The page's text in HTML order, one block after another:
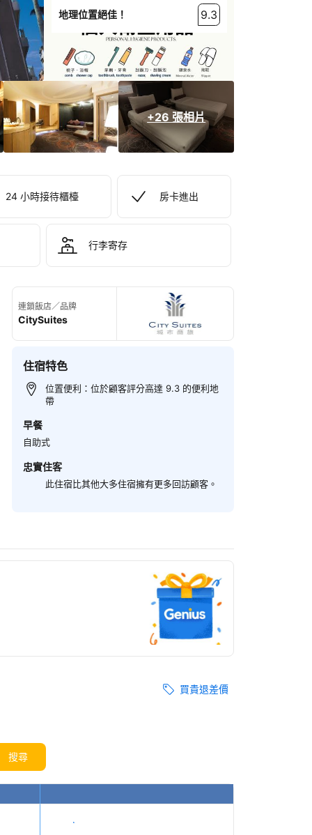
+26 張相片
地理位置絕佳！ 9.3
24 小時接待櫃檯 房卡進出
行李寄存
CitySuites
連鎖飯店／品牌
住宿特色
位置便利：位於顧客評分高達 9.3 的便利地
帶
早餐
自助式
忠實住客
此住宿比其他大多住宿擁有更多回訪顧客。
買貴退差價
搜尋
顯示價格